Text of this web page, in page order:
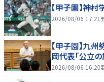
【甲子園】神
2026/08/06 17:21
【甲子園】九
岡代表「公立
2026/08/06 16:20